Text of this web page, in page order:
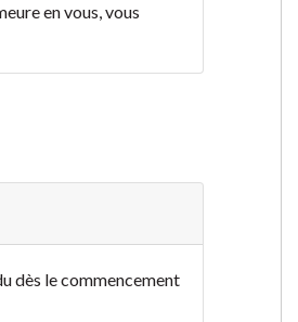
en vous, vous
dès le commencement